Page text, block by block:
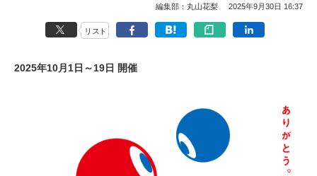
編集部：丸山花梨 2025年9月30日 16:37
リスト
2025年10月1日～19日 開催